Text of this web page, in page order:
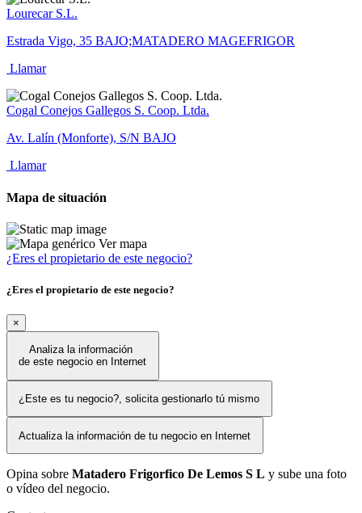
Lourecar S.L.
Estrada Vigo, 35 BAJO;MATADERO MAGEFRIGOR
Llamar
Cogal Conejos Gallegos S. Coop. Ltda.
Av. Lalín (Monforte), S/N BAJO
Llamar
Mapa de situación
Ver mapa
¿Eres el propietario de este negocio?
¿Eres el propietario de este negocio?
×
Analiza la información
de este negocio en Internet
¿Este es tu negocio?, solicita gestionarlo tú mismo
Actualiza la información de tu negocio en Internet
Opina sobre Matadero Frigorfico De Lemos S L y sube una foto
o vídeo del negocio.